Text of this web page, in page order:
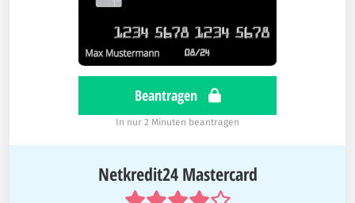
Beantragen
In nur 2 Minuten beantragen
Netkredit24 Mastercard